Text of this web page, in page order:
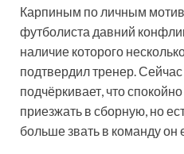
Карпиным по личным
футболиста давний
наличие которого
подтвердил тренер.
подчёркивает, что
приезжать в сборную, но
больше звать в команду он